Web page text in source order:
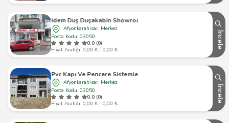
Didem Duş Duşakabin Showroom
Afyonkarahisar, Merkez
Posta Kodu: 03050
0.0 (0)
Fiyat Aralığı: 0,00 ₺ - 0,00 ₺
İncele
Yapı Pvc Kapı Ve Pencere Sistemleri Egepen Deceuninck
Afyonkarahisar, Merkez
Posta Kodu: 03050
0.0 (0)
Fiyat Aralığı: 0,00 ₺ - 0,00 ₺
İncele